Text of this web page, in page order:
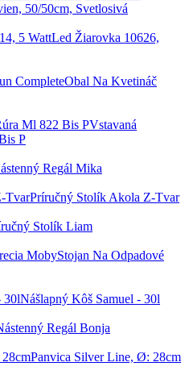
50/50cm, Svetlosivá
Led Žiarovka 10626,
Obal Na Kvetináč
Vstavaná
P
Regál Mika
Príručný Stolík Akola Z-Tvar
Stolík Liam
Stojan Na Odpadové
Nášlapný Kôš Samuel - 30l
Regál Bonja
Panvica Silver Line, Ø: 28cm